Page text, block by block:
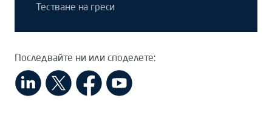
Тестване на греси
Последвайте ни или споделете: